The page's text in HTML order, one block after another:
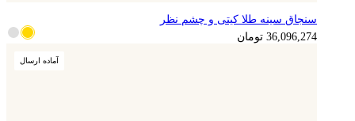
9,024,069 تومان
سنجاق سینه طلا کیتی و چشم نظر
36,096,274 تومان
آماده ارسال